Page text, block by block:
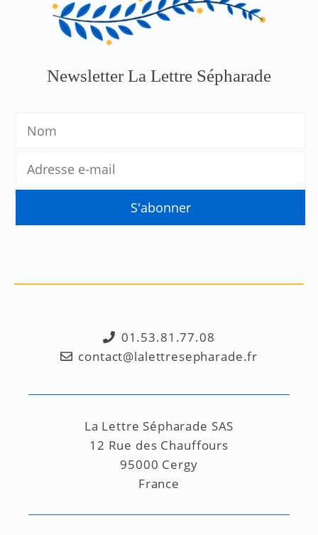
Newsletter La Lettre Sépharade
01.53.81.77.08
contact@lalettresepharade.fr
La Lettre Sépharade SAS
12 Rue des Chauffours
95000 Cergy
France